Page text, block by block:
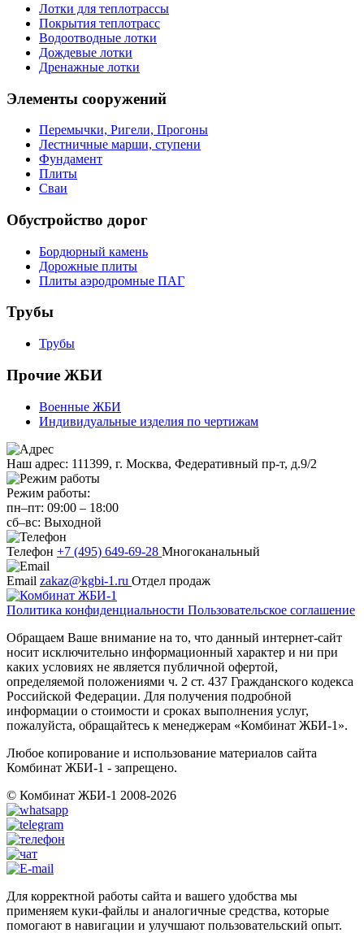
Лотки для теплотрассы
Покрытия теплотрасс
Водоотводные лотки
Дождевые лотки
Дренажные лотки
Элементы сооружений
Перемычки, Ригели, Прогоны
Лестничные марши, ступени
Фундамент
Плиты
Сваи
Обустройство дорог
Бордюрный камень
Дорожные плиты
Плиты аэродромные ПАГ
Трубы
Трубы
Прочие ЖБИ
Военные ЖБИ
Индивидуальные изделия по чертижам
Наш адрес: 111399, г. Москва, Федеративный пр-т, д.9/2
Режим работы:
пн–пт: 09:00 – 18:00
сб–вс: Выходной
Телефон +7 (495) 649-69-28 Многоканальный
Email zakaz@kgbi-1.ru Отдел продаж
Политика конфиденциальности Пользовательское соглашение
Обращаем Ваше внимание на то, что данный интернет-сайт
носит исключительно информационный характер и ни при
каких условиях не является публичной офертой,
определяемой положениями ч. 2 ст. 437 Гражданского кодекса
Российской Федерации. Для получения подробной
информации о стоимости и сроках выполнения услуг,
пожалуйста, обращайтесь к менеджерам «Комбинат ЖБИ-1».
Любое копирование и использование материалов сайта
Комбинат ЖБИ-1 - запрещено.
© Комбинат ЖБИ-1 2008-2026
Для корректной работы сайта и вашего удобства мы
применяем куки-файлы и аналогичные средства, которые
помогают в навигации и улучшают пользовательский опыт.